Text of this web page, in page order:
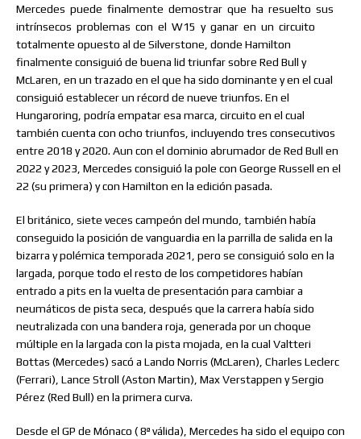
Mercedes puede finalmente demostrar que ha resuelto sus
intrínsecos problemas con el W15 y ganar en un circuito
totalmente opuesto al de Silverstone, donde Hamilton
finalmente consiguió de buena lid triunfar sobre Red Bull y
McLaren, en un trazado en el que ha sido dominante y en el cual
consiguió establecer un récord de nueve triunfos. En el
Hungaroring, podría empatar esa marca, circuito en el cual
también cuenta con ocho triunfos, incluyendo tres consecutivos
entre 2018 y 2020. Aun con el dominio abrumador de Red Bull en
2022 y 2023, Mercedes consiguió la pole con George Russell en el
22 (su primera) y con Hamilton en la edición pasada.
El británico, siete veces campeón del mundo, también había
conseguido la posición de vanguardia en la parrilla de salida en la
bizarra y polémica temporada 2021, pero se consiguió solo en la
largada, porque todo el resto de los competidores habían
entrado a pits en la vuelta de presentación para cambiar a
neumáticos de pista seca, después que la carrera había sido
neutralizada con una bandera roja, generada por un choque
múltiple en la largada con la pista mojada, en la cual Valtteri
Bottas (Mercedes) sacó a Lando Norris (McLaren), Charles Leclerc
(Ferrari), Lance Stroll (Aston Martin), Max Verstappen y Sergio
Pérez (Red Bull) en la primera curva.
Desde el GP de Mónaco ( 8ª válida), Mercedes ha sido el equipo con